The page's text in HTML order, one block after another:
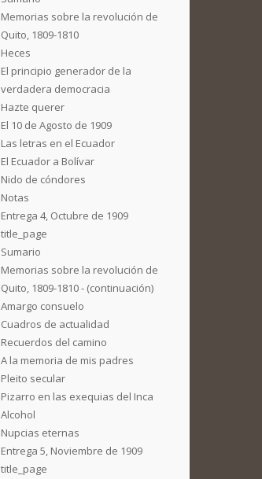
Memorias sobre la revolución de
Quito, 1809-1810
Heces
El principio generador de la
verdadera democracia
Hazte querer
El 10 de Agosto de 1909
Las letras en el Ecuador
El Ecuador a Bolívar
Nido de cóndores
Notas
Entrega 4, Octubre de 1909
title_page
Sumario
Memorias sobre la revolución de
Quito, 1809-1810 - (continuación)
Amargo consuelo
Cuadros de actualidad
Recuerdos del camino
A la memoria de mis padres
Pleito secular
Pizarro en las exequias del Inca
Alcohol
Nupcias eternas
Entrega 5, Noviembre de 1909
title_page